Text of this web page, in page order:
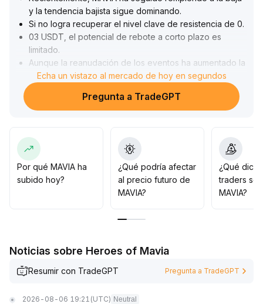
y la tendencia bajista sigue dominando.
Si no logra recuperar el nivel clave de resistencia de 0.
03 USDT, el potencial de rebote a corto plazo es
limitado.
Aunque la reanudación de los eventos ha aumentado la
actividad en la blockchain, lo que podría mejorar
marginalmente la utilidad del token y la confianza del
mercado, la recuperación del precio aún necesita
impulso de los próximos eventos y la coordinación con
el volumen de transacciones
Si logra superar eficazmente los 0.
03 USDT y mantenerse por encima, esto será una señal
importante de formación de piso y reevaluación de
Es aconsejable hacer un seguimiento dinámico y
fundamentos a mediano y largo plazo como lógica
principal de posicionamiento
Echa un vistazo al mercado de hoy en segundos
Pregunta a TradeGPT
Por qué MAVIA ha
subido hoy?
¿Qué podría afectar
al precio futuro de
MAVIA?
¿Qué
traders
MAVIA?
Noticias sobre Heroes of Mavia
Resumir con TradeGPT Pregunta a TradeGPT
2026-08-06 19:21 (UTC) Neutral